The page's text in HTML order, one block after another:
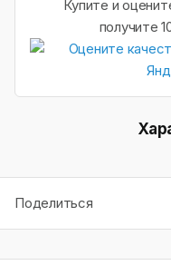
Купите и
получите
Поделиться